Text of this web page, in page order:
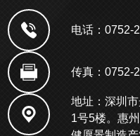
电话：0752-
传真：0752-
地址：深圳
1号5楼。惠